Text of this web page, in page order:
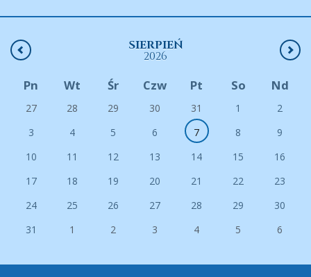
SIERPIEŃ
2026
Pn Wt Śr Czw Pt So Nd
27 28 29 30 31 1
2
3
4 5 6 7 8
9
10
11 12 13 14 15
16
17
18 19 20 21 22
23
24
25 26 27 28 29
30
31
1 2 3 4 5 6